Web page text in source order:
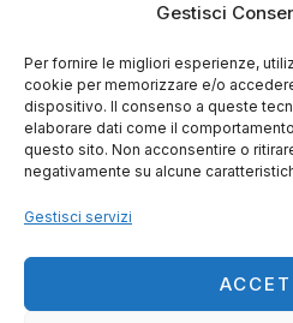
Gestisci
Per fornire le migliori esperienze,
cookie per memorizzare e/o
dispositivo. Il consenso a queste
elaborare dati come il
questo sito. Non acconsentire o
negativamente su alcune
Gestisci servizi